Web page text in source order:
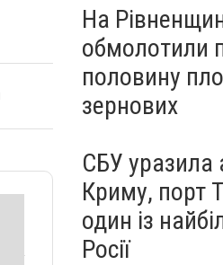
На
обмолотили
половину
зернових
СБУ уразила
Криму, порт
один із
Росії